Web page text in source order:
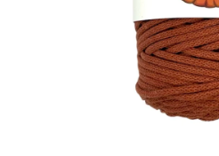
Impressum